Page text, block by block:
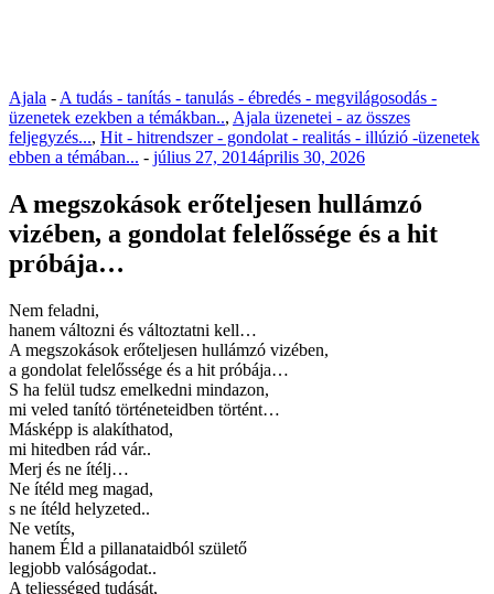
Ajala - A tudás - tanítás - tanulás - ébredés - megvilágosodás -
üzenetek ezekben a témákban.., Ajala üzenetei - az összes
feljegyzés..., Hit - hitrendszer - gondolat - realitás - illúzió -üzenetek
ebben a témában... - július 27, 2014április 30, 2026
A megszokások erőteljesen hullámzó
vizében, a gondolat felelőssége és a hit
próbája…
Nem feladni,
hanem változni és változtatni kell…
A megszokások erőteljesen hullámzó vizében,
a gondolat felelőssége és a hit próbája…
S ha felül tudsz emelkedni mindazon,
mi veled tanító történeteidben történt…
Másképp is alakíthatod,
mi hitedben rád vár..
Merj és ne ítélj…
Ne ítéld meg magad,
s ne ítéld helyzeted..
Ne vetíts,
hanem Éld a pillanataidból születő
legjobb valóságodat..
A teljességed tudását,